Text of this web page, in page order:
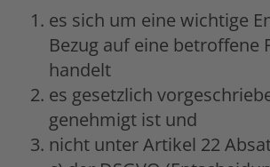
es sich um eine wichtige
Bezug auf eine betroffene
handelt
es gesetzlich
genehmigt ist und
nicht unter Artikel 22